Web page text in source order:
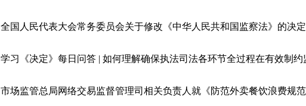
全国人民代表大会常务委员会关于修改《中华人民共和国监察法》的决定